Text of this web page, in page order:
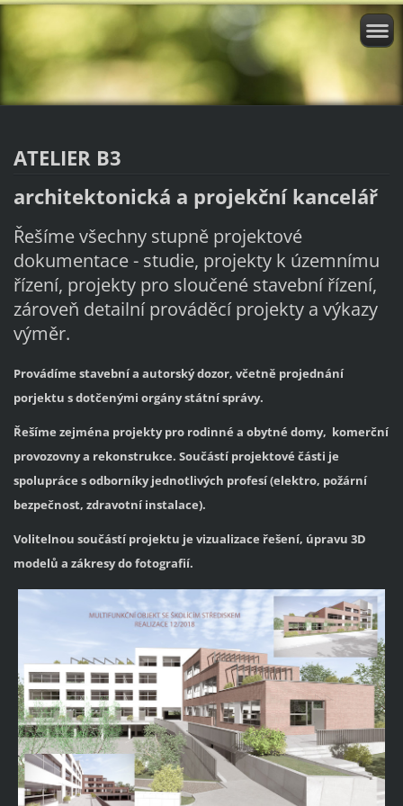
ATELIER B3
architektonická a projekční kancelář
Řešíme všechny stupně projektové
dokumentace - studie, projekty k územnímu
řízení, projekty pro sloučené stavební řízení,
zároveň detailní prováděcí projekty a výkazy
výměr.
Provádíme stavební a autorský dozor, včetně projednání
porjektu s dotčenými orgánystátní správy.
Řešíme zejména projekty pro rodinné a obytné domy, komerční
provozovny a rekonstrukce. Součástí projektové části je
spolupráce s odborníky jednotlivých profesí (elektro, požární
bezpečnost, zdravotní instalace).
Volitelnou součástí projektu je vizualizace řešení, úpravu 3D
modelů a zákresy do fotografií.